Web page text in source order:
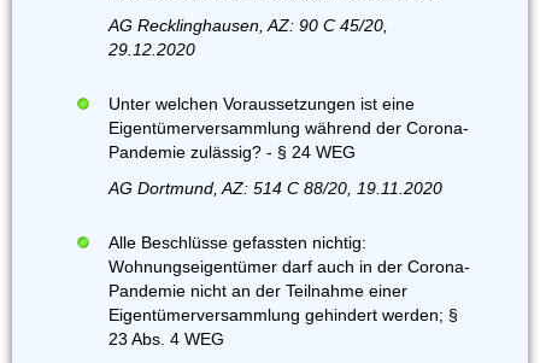
AG Recklinghausen, AZ: 90 C 45/20,
29.12.2020
Unter welchen Voraussetzungen ist eine
Eigentümerversammlung während der Corona-
Pandemie zulässig? - § 24 WEG
AG Dortmund, AZ: 514 C 88/20, 19.11.2020
Alle Beschlüsse gefassten nichtig:
Wohnungseigentümer darf auch in der Corona-
Pandemie nicht an der Teilnahme einer
Eigentümerversammlung gehindert werden; §
23 Abs. 4 WEG